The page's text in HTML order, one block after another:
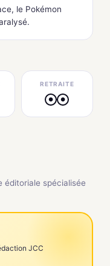
le Pokémon
RETRAITE
● ●
éditoriale spécialisée
JCC